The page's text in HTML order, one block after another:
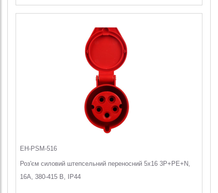
EH-PSM-516
Роз'єм силовий штепсельний переносний 5x16 3P+PE+N,
16А, 380-415 В, IP44